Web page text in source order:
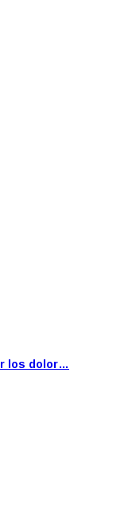
los dolor…